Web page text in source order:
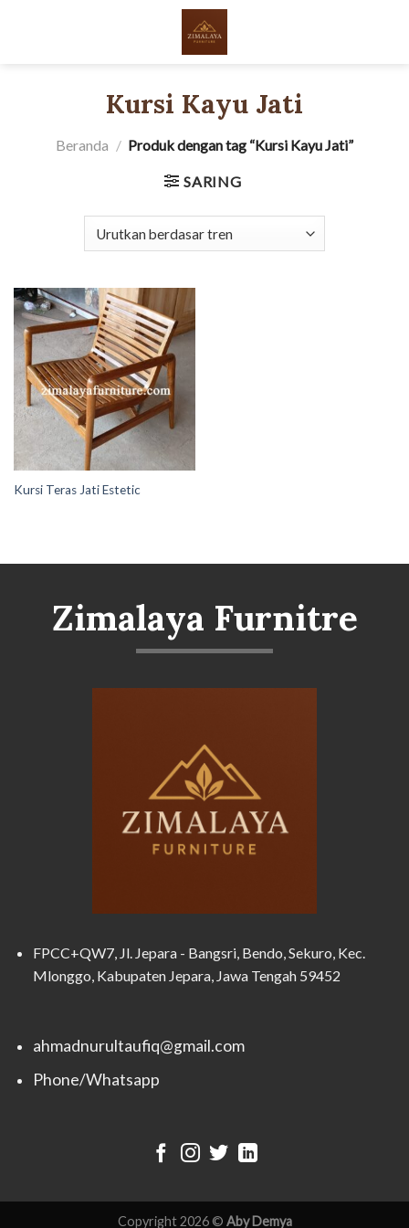
Kursi Kayu Jati
Beranda / Produk dengan tag “Kursi Kayu Jati”
SARING
Kursi Teras Jati Estetic
Zimalaya Furnitre
FPCC+QW7, Jl. Jepara - Bangsri, Bendo, Sekuro, Kec.
Mlonggo, Kabupaten Jepara, Jawa Tengah 59452
ahmadnurultaufiq@gmail.com
Phone/Whatsapp
Copyright 2026 © Aby Demya